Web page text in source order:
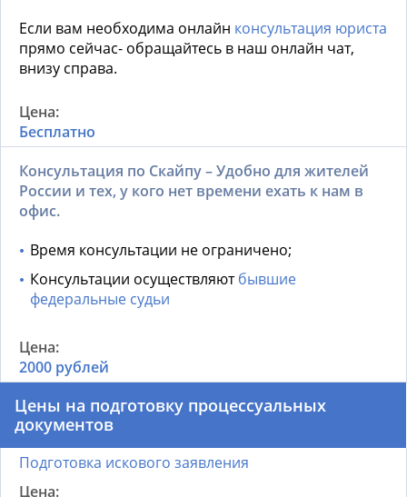
Если вам необходима онлайн консультация юриста
прямо сейчас- обращайтесь в наш онлайн чат,
внизу справа.
Бесплатно
Консультация по Скайпу – Удобно для жителей
России и тех, у кого нет времени ехать к нам в
офис.
Время консультации не ограничено;
Консультации осуществляютбывшие
федеральные судьи
2000 рублей
Цены на подготовку процессуальных
документов
Подготовка искового заявления